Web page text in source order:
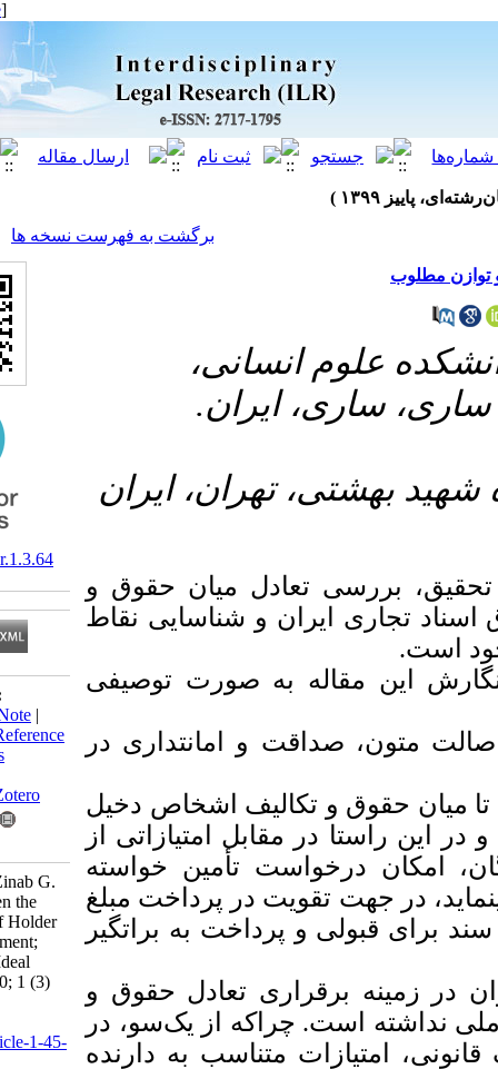
برگشت به فهرست نسخه ها
انسانی،
ایران.
تعادل میان حقوق و
ایران و شناسایی نقاط
به صورت توصیفی
و امانتداری در
تکالیف اشخاص دخیل
در مقابل امتیازاتی از
تأمین خواسته
تقویت در پرداخت مبلغ
و پرداخت به براتگیر
تعادل حقوق و
چراکه از یک‌سو، در
متناسب به دارنده
Download citation:
BibTeX
Medlars|
Reference
RefWorks
Mendeley
Zotero
Esfandiari A, Seifi Zinab G.
The Balance between the
Rights and Duties of Holder
of Negotiable Instrument;
Existent Order and Ideal
Balancing. ILR 2020; 1 (3)
http://ilrjournal.ir/article-1-45-